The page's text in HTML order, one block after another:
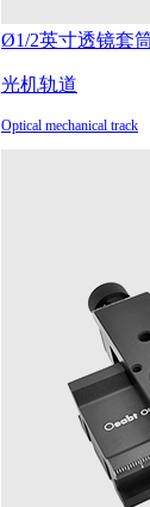
Ø1/2英寸透镜套
光机轨道
Optical mechanical track